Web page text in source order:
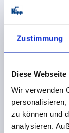
Zustimmung
Diese
Wir verwenden
zu können und
analysieren.
K0184 BG
VOLANTINO
RESINA